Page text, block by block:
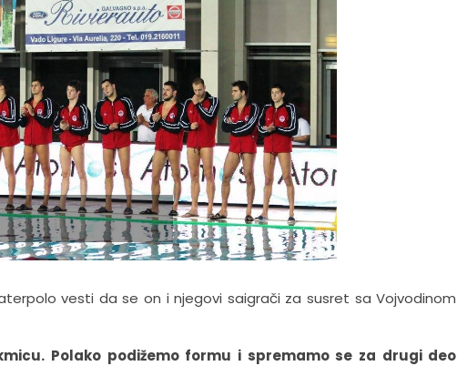
vesti da se on i njegovi saigrači za susret sa Vojvodinom
Polako podižemo formu i spremamo se za drugi deo